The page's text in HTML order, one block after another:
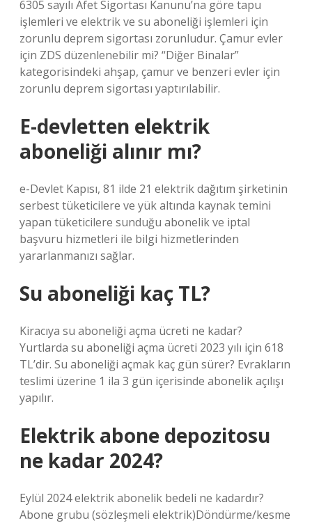
6305 sayılı Afet Sigortası Kanunu’na göre tapu
işlemleri ve elektrik ve su aboneliği işlemleri için
zorunlu deprem sigortası zorunludur. Çamur evler
için ZDS düzenlenebilir mi? “Diğer Binalar”
kategorisindeki ahşap, çamur ve benzeri evler için
zorunlu deprem sigortası yaptırılabilir.
E-devletten elektrik
aboneliği alınır mı?
e-Devlet Kapısı, 81 ilde 21 elektrik dağıtım şirketinin
serbest tüketicilere ve yük altında kaynak temini
yapan tüketicilere sunduğu abonelik ve iptal
başvuru hizmetleri ile bilgi hizmetlerinden
yararlanmanızı sağlar.
Su aboneliği kaç TL?
Kiracıya su aboneliği açma ücreti ne kadar?
Yurtlarda su aboneliği açma ücreti 2023 yılı için 618
TL’dir. Su aboneliği açmak kaç gün sürer? Evrakların
teslimi üzerine 1 ila 3 gün içerisinde abonelik açılışı
yapılır.
Elektrik abone depozitosu
ne kadar 2024?
Eylül 2024 elektrik abonelik bedeli ne kadardır?
Abone grubu (sözleşmeli elektrik)Döndürme/kesme